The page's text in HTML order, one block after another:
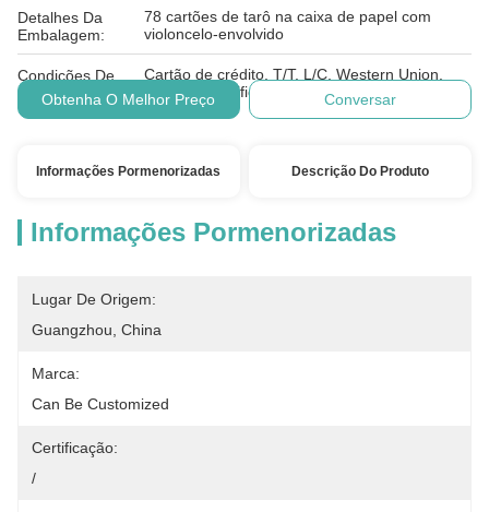
Detalhes Da
Embalagem:
78 cartões de tarô na caixa de papel com
violoncelo-envolvido
Condições De
Pagamento:
Cartão de crédito, T/T, L/C, Western Union,
Paypal, E-verificando, D/A, D/P, MoneyGram
Obtenha O Melhor Preço Conversar
Informações Pormenorizadas Descrição Do Produto
Informações Pormenorizadas
Lugar De Origem:
Guangzhou, China
Marca:
Can Be Customized
Certificação:
/